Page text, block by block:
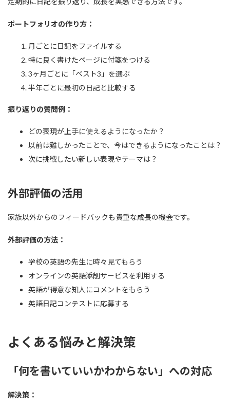
ポートフォリオの作り方：
月ごとに日記をファイルする
特に良く書けたページに付箋をつける
3ヶ月ごとに「ベスト3」を選ぶ
半年ごとに最初の日記と比較する
振り返りの質問例：
どの表現が上手に使えるようになったか？
以前は難しかったことで、今はできるようになったことは？
次に挑戦したい新しい表現やテーマは？
外部評価の活用
家族以外からのフィードバックも貴重な成長の機会です。
外部評価の方法：
学校の英語の先生に時々見てもらう
オンラインの英語添削サービスを利用する
英語が得意な知人にコメントをもらう
英語日記コンテストに応募する
よくある悩みと解決策
「何を書いていいかわからない」への対応
解決策：